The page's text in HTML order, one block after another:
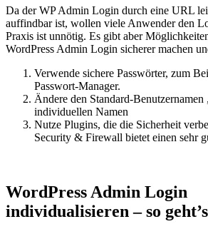
Da der WP Admin Login durch eine URL
auffindbar ist, wollen viele Anwender den
Praxis ist unnötig. Es gibt aber
WordPress Admin Login sicherer machen
Verwende sichere Passwörter, zum
Passwort-Manager.
Ändere den Standard-Benutzernamen
individuellen Namen
Nutze Plugins, die die Sicherheit
Security & Firewall bietet einen sehr
WordPress Admin Login
individualisieren – so